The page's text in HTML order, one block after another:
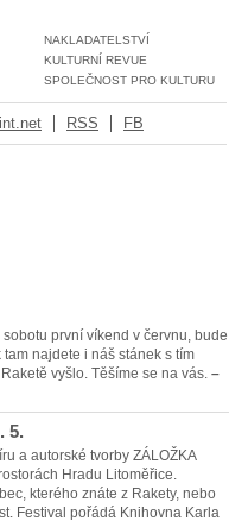
NAKLADATELSTVÍ
KULTURNÍ REVUE
SPOLEČNOST PRO KULTURU
RSS FB
první víkend v červnu, bude
najdete i náš stánek s tím
vyšlo. Těšíme se na vás. –
5.
a autorské tvorby ZÁLOŽKA
Hradu Litoměřice.
kterého znáte z Rakety, nebo
Festival pořádá Knihovna Karla